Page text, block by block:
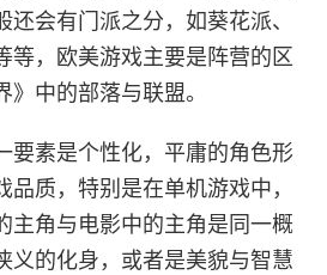
还会有门派之分，如葵花派、
等，欧美游戏主要是阵营的区
中的部落与联盟。
要素是个性化，平庸的角色形
品质，特别是在单机游戏中，
主角与电影中的主角是同一概
义的化身，或者是美貌与智慧